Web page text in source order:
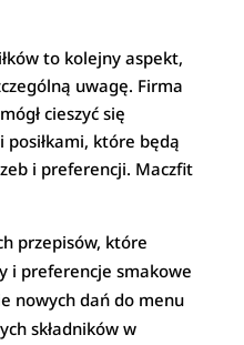
to kolejny aspekt,
uwagę. Firma
cieszyć się
które będą
i preferencji. Maczfit
przepisów, które
i preferencje smakowe
nowych dań do menu
składników w